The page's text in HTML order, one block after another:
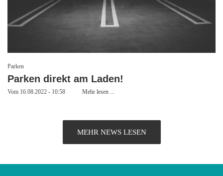
Parken
Parken direkt am Laden!
Vom 16.08.2022 - 10:58 Mehr lesen ...
MEHR NEWS LESEN